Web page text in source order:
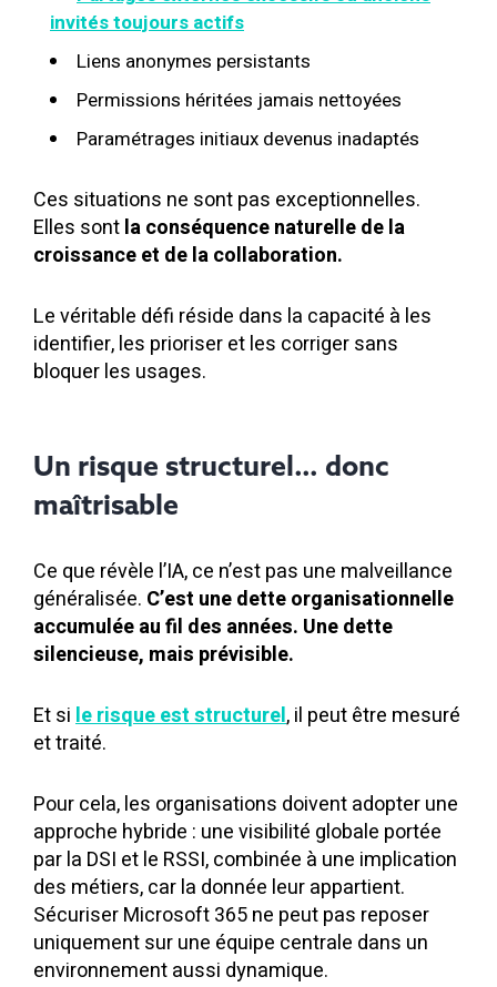
invités toujours actifs
Liens anonymes persistants
Permissions héritées jamais nettoyées
Paramétrages initiaux devenus inadaptés
Ces situations ne sont pas exceptionnelles.
Elles sontla conséquence naturelle de la
croissance et de la collaboration.
Le véritable défi réside dans la capacité à les
identifier, les prioriser et les corriger sans
bloquer les usages.
Un risque structurel… donc
maîtrisable
Ce que révèle l’IA, ce n’est pas une malveillance
généralisée. C’est une dette organisationnelle
accumulée au fil des années. Une dette
silencieuse, mais prévisible.
Et sile risque est structurel, il peut être mesuré
et traité.
Pour cela, les organisations doivent adopter une
approche hybride : une visibilité globale portée
par la DSI et le RSSI, combinée à une implication
des métiers, car la donnée leur appartient.
Sécuriser Microsoft 365 ne peut pas reposer
uniquement sur une équipe centrale dans un
environnement aussi dynamique.